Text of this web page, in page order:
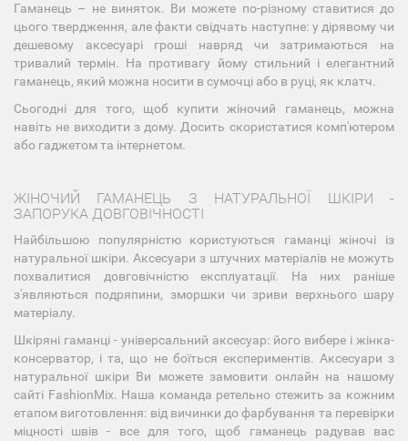
Гаманець – не виняток. Ви можете по-різному ставитися до
цього твердження, але факти свідчать наступне: у дірявому чи
дешевому аксесуарі гроші навряд чи затримаються на
тривалий термін. На противагу йому стильний і елегантний
гаманець, який можна носити в сумочці або в руці, як клатч.
Сьогодні для того, щоб купити жіночий гаманець, можна
навіть не виходити з дому. Досить скористатися комп'ютером
або гаджетом та інтернетом.
ЖІНОЧИЙ ГАМАНЕЦЬ З НАТУРАЛЬНОЇ ШКІРИ -
ЗАПОРУКА ДОВГОВІЧНОСТІ
Найбільшою популярністю користуються гаманці жіночі із
натуральної шкіри. Аксесуари з штучних матеріалів не можуть
похвалитися довговічністю експлуатації. На них раніше
з'являються подряпини, зморшки чи зриви верхнього шару
матеріалу.
Шкіряні гаманці - універсальний аксесуар: його вибере і жінка-
консерватор, і та, що не боїться експериментів. Аксесуари з
натуральної шкіри Ви можете замовити онлайн на нашому
сайті FashionMix. Наша команда ретельно стежить за кожним
етапом виготовлення: від вичинки до фарбування та перевірки
міцності швів - все для того, щоб гаманець радував вас